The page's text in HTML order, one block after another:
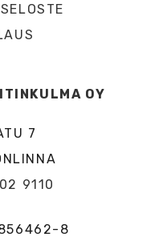
OY
7
9110
8